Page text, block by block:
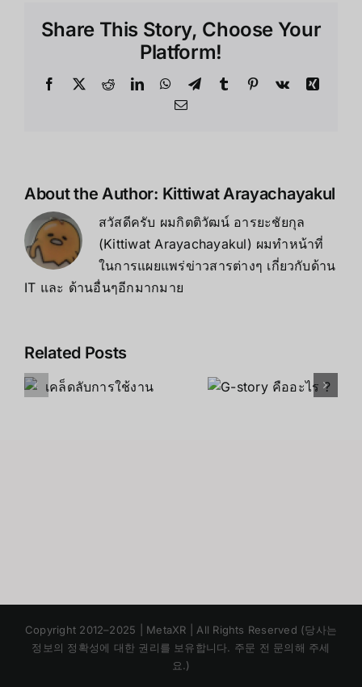
กับ
Share This Story, Choose Your
Platform!
Facebook
X RedditLinkedInWhatsApp
TelegramTumblr Pinterest
Vk
Xing
Email
About the Author: Kittiwat Arayachayakul
สวัสดีครับ ผมกิตติวัฒน์ อารยะชัยกุล
(Kittiwat Arayachayakul) ผมทำหน้าที่
ในการแผยแพร่ข่าวสารต่างๆ เกี่ยวกับด้าน
IT และ ด้านอื่นๆอีกมากมาย
Related Posts
G-story
ข้อควรระวัง
Copyright 2012–2025 | MetaXR | All Rights Reserved (당사는
정보의 정확성에 대한 권리를 보유합니다. 주문 전 문의해 주세
요.)
Chinese